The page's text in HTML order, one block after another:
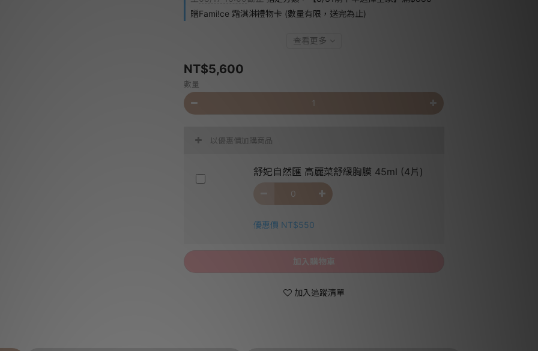
贈Fami!ce 霜淇淋禮物卡 (數量有限，送完為止)
查看更多
NT$5,600
數量
以優惠價加購商品
舒妃自然匯 高麗菜舒緩胸膜 45ml (4片)
優惠價 NT$550
加入購物車
加入追蹤清單